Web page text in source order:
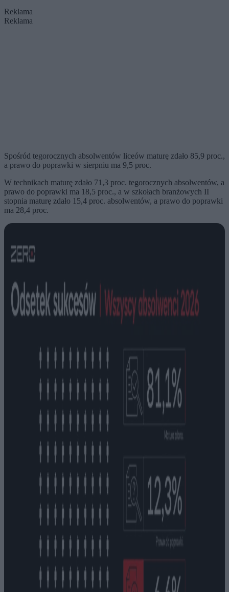
Reklama
Reklama
Spośród tegorocznych absolwentów liceów maturę zdało 85,9 proc.,
a prawo do poprawki w sierpniu ma 9,5 proc.
W technikach maturę zdało 71,3 proc. tegorocznych absolwentów, a
prawo do poprawki ma 18,5 proc., a w szkołach branżowych II
stopnia maturę zdało 15,4 proc. absolwentów, a prawo do poprawki
ma 28,4 proc.